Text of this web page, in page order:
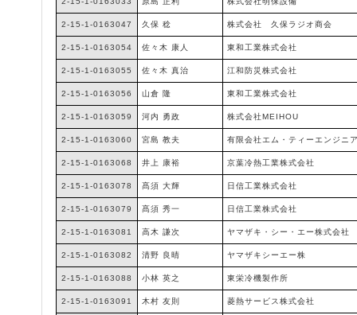
2-15-1-0163047 久保 稔 株式会社 久保ラジオ商会
2-15-1-0163054 佐々木 康人 東和工業株式会社
2-15-1-0163055 佐々木 真治 江和防災株式会社
2-15-1-0163056 山倉 隆 東和工業株式会社
2-15-1-0163059 河内 勇政 株式会社MEIHOU
2-15-1-0163060 宮島 教夫 有限会社エム・ティーエンジニ
2-15-1-0163068 井上 康裕 京葉冷熱工業株式会社
2-15-1-0163078 髙須 大輝 日信工業株式会社
2-15-1-0163079 髙須 秀一 日信工業株式会社
2-15-1-0163081 高木 謙次 ヤマザキ・シー・エー株式会社
2-15-1-0163082 清野 良晴 ヤマザキシーエー株
2-15-1-0163088 小林 英之 東栄冷機製作所
2-15-1-0163091 木村 友則 菱熱サービス株式会社